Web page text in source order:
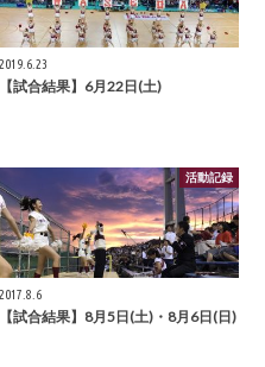
2019.6.23
【試合結果】6月22日(土)
活動記録
2017.8.6
【試合結果】8月5日(土)・8月6日(日)